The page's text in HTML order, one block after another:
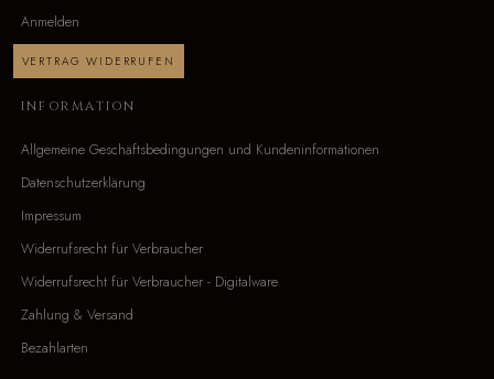
Anmelden
VERTRAG WIDERRUFEN
INFORMATION
Allgemeine Geschäftsbedingungen und Kundeninformationen
Datenschutzerklärung
Impressum
Widerrufsrecht für Verbraucher
Widerrufsrecht für Verbraucher - Digitalware
Zahlung & Versand
Bezahlarten